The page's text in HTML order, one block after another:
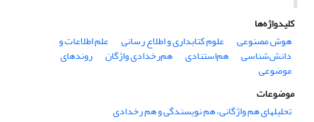
کلیدواژه‌ها
هوش مصنوعی
علوم کتابداری و اطلاع رسانی علم اطلاعات و
دانش‌شناسی هم‌استنادی هم‌رخدادی واژگان روندهای
موضوعی
موضوعات
تحلیلهای هم واژگانی، هم نویسندگی و هم رخدادی